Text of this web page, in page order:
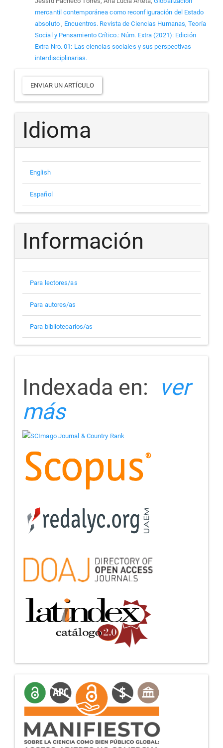
mercantil contemporánea como reconfiguración del Estado
absoluto , Encuentros. Revista de Ciencias Humanas, Teoría
Social y Pensamiento Crítico.: Núm. Extra (2021): Edición
Extra Nro. 01: Las ciencias sociales y sus perspectivas
interdisciplinarias.
Enviar
un
artículo
ENVIAR UN ARTÍCULO
Idioma
English
Español
Información
Para lectores/as
Para autores/as
Para bibliotecarios/as
indizada
Indexada en: ver
más
manifiesto